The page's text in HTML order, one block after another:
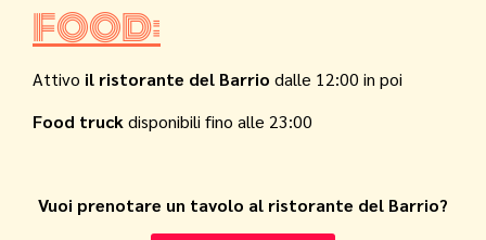
FOOD:
Attivo il ristorante del Barrio dalle 12:00 in poi
Food truck disponibili fino alle 23:00
Vuoi prenotare un tavolo al ristorante del Barrio?